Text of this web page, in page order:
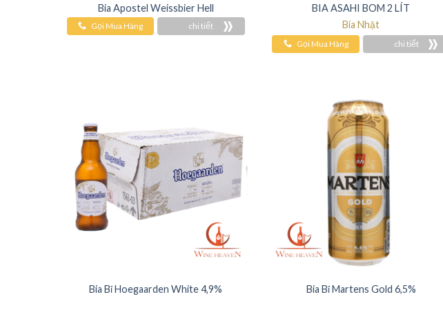
Bia Apostel Weissbier Hell
Gọi Mua Hàng chi tiết
BIA ASAHI BOM 2 LÍT
Bia Nhật
Gọi Mua Hàng chi tiết
Bia Bỉ Hoegaarden White 4,9% Bia Bỉ Martens Gold 6,5%